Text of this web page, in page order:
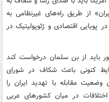
از طریق راه‌های غیرنظامی به
پویایی اقتصادی و ژئوپولیتیک در
باید از بن سلمان درخواست کند
کنونی باعث شکاف در شورای
مقابله با تهدید ایران را
در میان کشورهای عربی